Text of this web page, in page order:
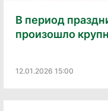
В период
произошло
12.01.2026 15:00